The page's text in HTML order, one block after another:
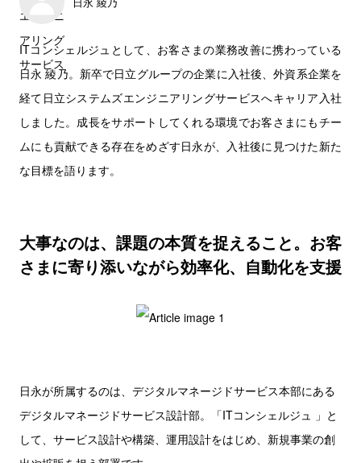
ITコンシェルジュとして、お客さまの業務改善に携わっている
日永 綾乃。新卒で日立グループの企業に入社後、外資系企業を
経て日立システムズエンジニアリングサービスへキャリア入社
しました。成長をサポートしてくれる環境でお客さまにもチー
ムにも貢献できる存在をめざす日永が、入社後に見つけた新た
な目標を語ります。
大事なのは、課題の本質を捉えること。お客
さまに寄り添いながら効率化、自動化を支援
日永が所属するのは、デジタルマネージドサービス本部にある
デジタルマネージドサービス設計部。「ITコンシェルジュ 」と
して、サービス設計や構築、運用設計をはじめ、新規事業の創